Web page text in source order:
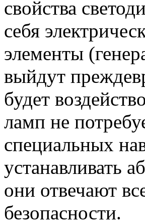
свойства
себя
элементы
выйдут
будет
ламп не
специальных
устанавливать
они отвечают
безопасности.